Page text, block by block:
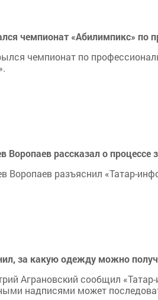
чемпионат «Абилимпикс» по
чемпионат по
Воропаев рассказал о процессе
Воропаев разъяснил «Татар-
за какую одежду можно
Аграновский сообщил
надписями может